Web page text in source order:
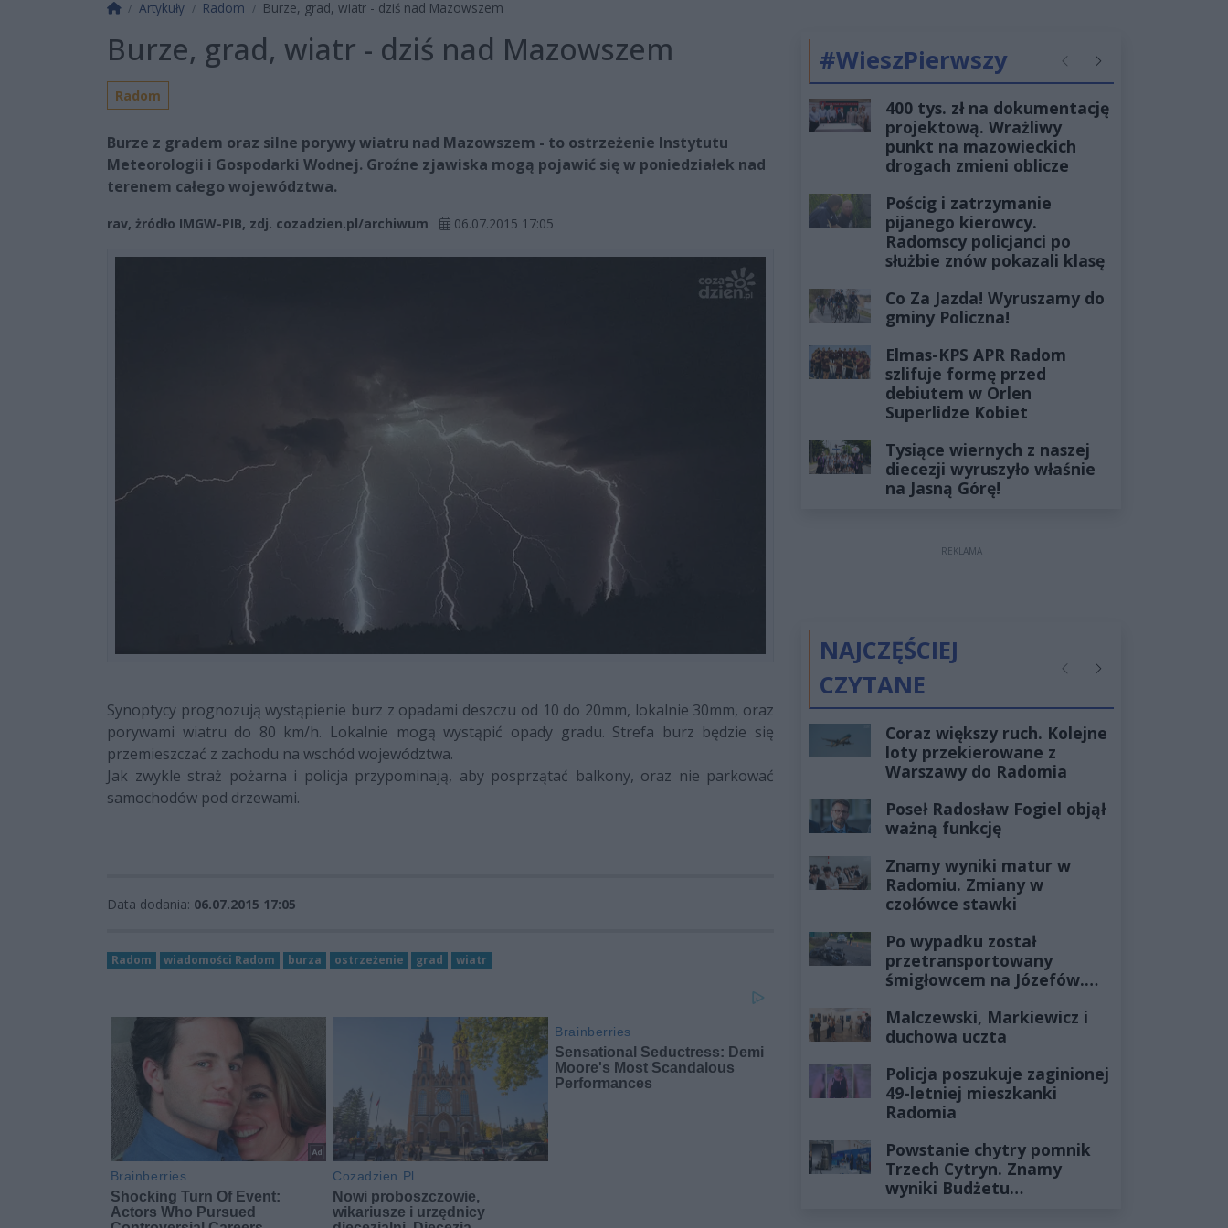
Strona główna
Artykuły Radom Burze, grad, wiatr - dziś nad Mazowszem
Burze, grad, wiatr - dziś nad Mazowszem
Radom
Burze z gradem oraz silne porywy wiatru nad Mazowszem - to ostrzeżenie Instytutu
Meteorologii i Gospodarki Wodnej. Groźne zjawiska mogą pojawić się w poniedziałek nad
terenem całego województwa.
rav, żródło IMGW-PIB, zdj. cozadzien.pl/archiwum 06.07.2015 17:05
Synoptycy prognozują wystąpienie burz z opadami deszczu od 10 do 20mm, lokalnie 30mm, oraz
porywami wiatru do 80 km/h. Lokalnie mogą wystąpić opady gradu. Strefa burz będzie się
przemieszczać z zachodu na wschód województwa.
Jak zwykle straż pożarna i policja przypominają, aby posprzątać balkony, oraz nie parkować
samochodów pod drzewami.
Data dodania: 06.07.2015 17:05
Radom wiadomości Radom burza ostrzeżenie grad wiatr
#WieszPierwszy PoprzednieNastępne
400 tys. zł na dokumentację
projektową. Wrażliwy
punkt na mazowieckich
drogach zmieni oblicze
Pościg i zatrzymanie
pijanego kierowcy.
Radomscy policjanci po
służbie znów pokazali klasę
Co Za Jazda! Wyruszamy do
gminy Policzna!
Elmas-KPS APR Radom
szlifuje formę przed
debiutem w Orlen
Superlidze Kobiet
Tysiące wiernych z naszej
diecezji wyruszyło właśnie
na Jasną Górę!
REKLAMA
NAJCZĘŚCIEJ
CZYTANE
PoprzednieNastępne
Coraz większy ruch. Kolejne
loty przekierowane z
Warszawy do Radomia
Poseł Radosław Fogiel objął
ważną funkcję
Znamy wyniki matur w
Radomiu. Zmiany w
czołówce stawki
Po wypadku został
przetransportowany
śmigłowcem na Józefów.
żyłach
Malczewski, Markiewicz i
duchowa uczta
Policja poszukuje zaginionej
49-letniej mieszkanki
Radomia
Powstanie chytry pomnik
Trzech Cytryn. Znamy
wyniki Budżetu